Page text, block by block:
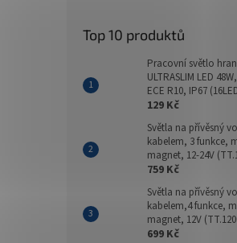
Top 10 produktů
Pracovní světlo
ULTRASLIM LED
ECE R10, IP67
129 Kč
Světla na přívěsný
kabelem, 3 funkce,
magnet, 12-24V
759 Kč
Světla na přívěsný
kabelem,4 funkce,
magnet, 12V
699 Kč